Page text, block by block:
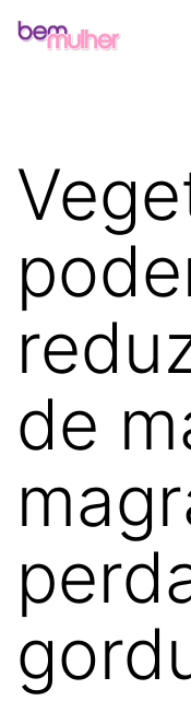
Pular
Bem
de